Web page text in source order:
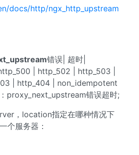
docs/http/ngx_http_upstream
错误| 超时|
| http_502 | http_503 |
| http_404 | non_idempotent
proxy_next_upstream错误超时;
，location指定在哪种情况下
个服务器：